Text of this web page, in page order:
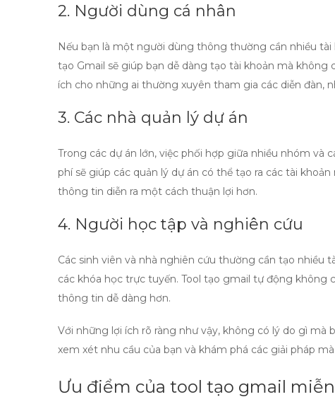
2. Người dùng cá nhân
Nếu bạn là một người dùng thông thường cần nhiều
tạo Gmail sẽ giúp bạn dễ dàng tạo tài khoản mà
ích cho những ai thường xuyên tham gia các diễn đàn,
3. Các nhà quản lý dự án
Trong các dự án lớn, việc phối hợp giữa nhiều nhóm và
phísẽ giúp các quản lý dự án có thể tạo ra các tài
thông tin diễn ra một cách thuận lợi hơn.
4. Người học tập và nghiên cứu
Các sinh viên và nhà nghiên cứu thường cần tạo nhiều
các khóa học trực tuyến. Tool tạo gmail tự động không
thông tin dễ dàng hơn.
Với những lợi ích rõ ràng như vậy, không có lý do gì mà
xem xét nhu cầu của bạn và khám phá các giải pháp
Ưu điểm của tool tạo gmail